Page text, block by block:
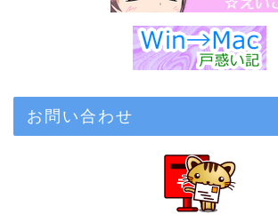
お問い合わせ